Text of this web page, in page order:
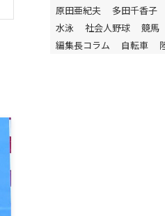
原田亜紀夫
多田千香子
水泳
社会人野球 競馬
編集長コラム
自転車